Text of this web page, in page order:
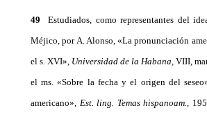
49 Estudiados, como representantes del
Méjico, por A. Alonso, «La pronunciación
el s. XVI», Universidad de la Habana, VIII,
el ms. «Sobre la fecha y el origen del
americano», Est. ling. Temas hispanoam.,